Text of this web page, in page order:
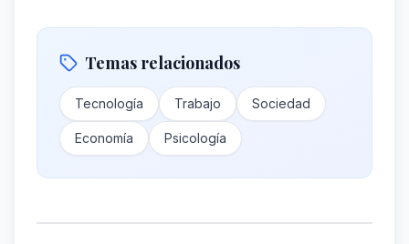
Temas relacionados
Tecnología Trabajo Sociedad
Economía Psicología